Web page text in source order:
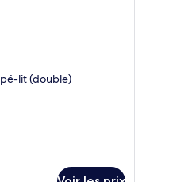
lit (double)